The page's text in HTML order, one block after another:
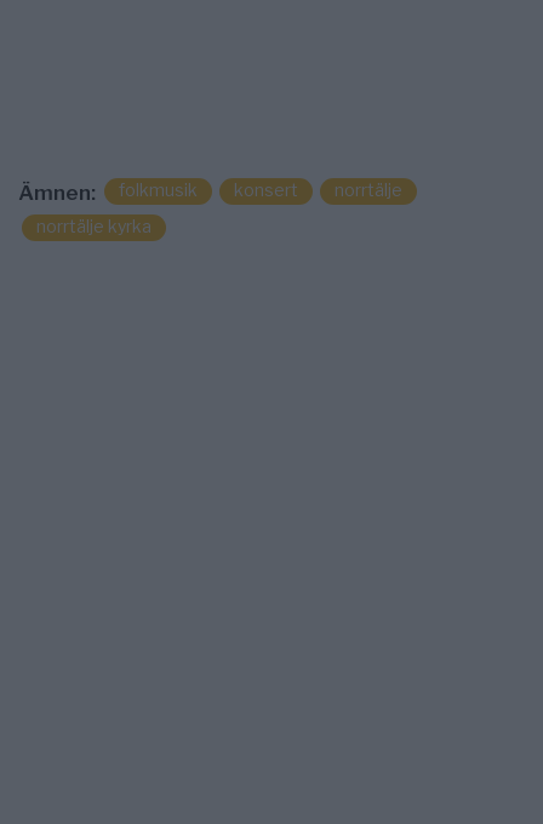
Ämnen: folkmusik konsert
norrtälje
norrtälje kyrka